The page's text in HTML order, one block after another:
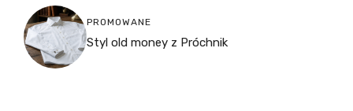
PROMOWANE
Styl old money z Próchnik